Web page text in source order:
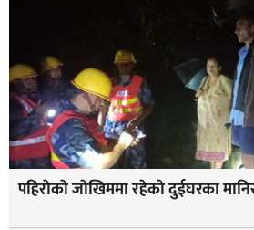
पहिराेकाे जाेखिममा रहेकाे दुईघरका